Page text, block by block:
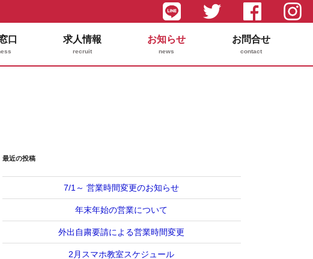
口 求人情報
recruit
お知らせ
news
お問合せ
contact
最近の投稿
7/1～ 営業時間変更のお知らせ
年末年始の営業について
外出自粛要請による営業時間変更
2月スマホ教室スケジュール